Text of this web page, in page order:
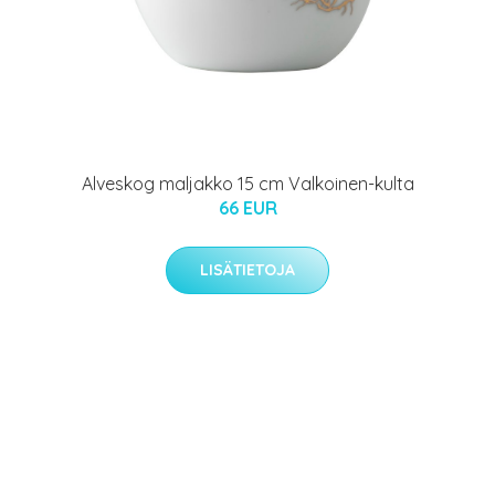
Alveskog maljakko 15 cm Valkoinen-kulta
66 EUR
LISÄTIETOJA